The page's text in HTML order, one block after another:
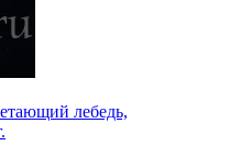
лебедь,